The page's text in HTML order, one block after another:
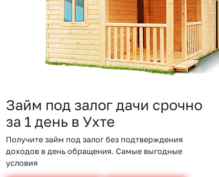
Займ под залог дачи срочно
за 1 день в Ухте
Получите займ под залог без подтверждения
доходов в день обращения. Самые выгодные
условия